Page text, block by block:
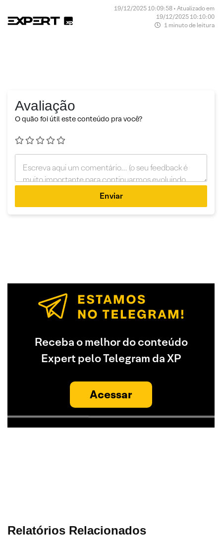
19/12/2025 10:09:58 • Atualizado em
19/12/2025 10:10:00
1 minuto de leitura
Avaliação
O quão foi útil este conteúdo pra você?
Enviar
Receba o melhor do conteúdo
Expert pelo Telegram da XP
Acessar
Relatórios Relacionados